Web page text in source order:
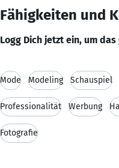
Fähigkeiten und
Logg Dich jetzt ein, um
Mode Modeling Schauspiel
Professionalität Werbung
Fotografie